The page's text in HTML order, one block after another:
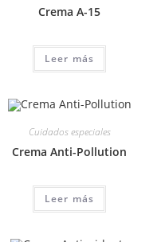
Crema A-15
Leer más
Cuidados especiales
Crema Anti-Pollution
Leer más